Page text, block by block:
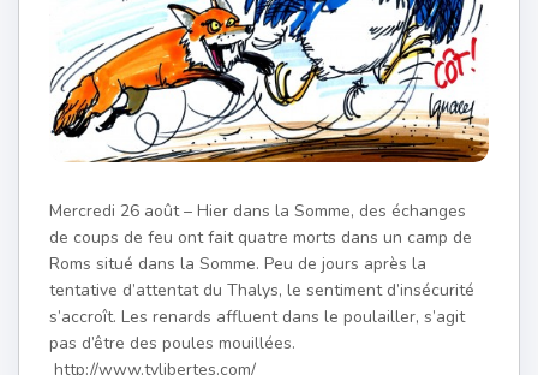
Mercredi 26 août – Hier dans la Somme, des échanges
de coups de feu ont fait quatre morts dans un camp de
Roms situé dans la Somme. Peu de jours après la
tentative d’attentat du Thalys, le sentiment d’insécurité
s’accroît. Les renards affluent dans le poulailler, s’agit
pas d’être des poules mouillées.
http://www.tvlibertes.com/